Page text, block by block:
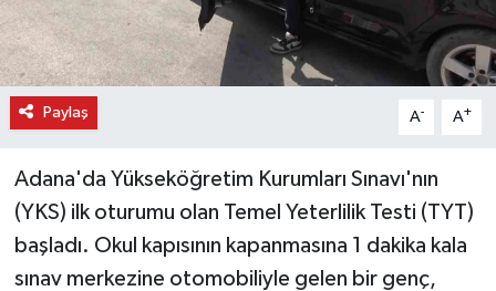
Paylaş A- A+
Adana'da Yükseköğretim Kurumları Sınavı'nın
(YKS) ilk oturumu olan Temel Yeterlilik Testi (TYT)
başladı. Okul kapısının kapanmasına 1 dakika kala
sınav merkezine otomobiliyle gelen bir genç,